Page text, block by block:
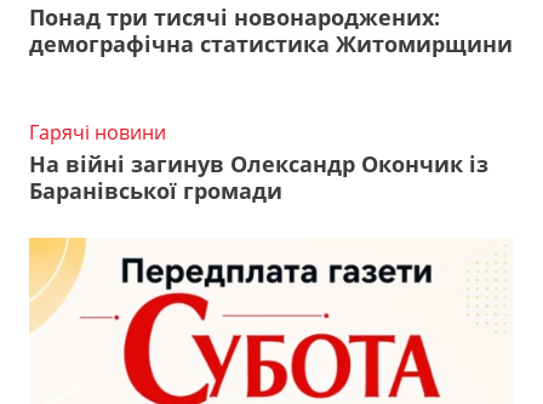
Понад три тисячі новонароджених:
демографічна статистика Житомирщини
Гарячі новини
На війні загинув Олександр Окончик із
Баранівської громади